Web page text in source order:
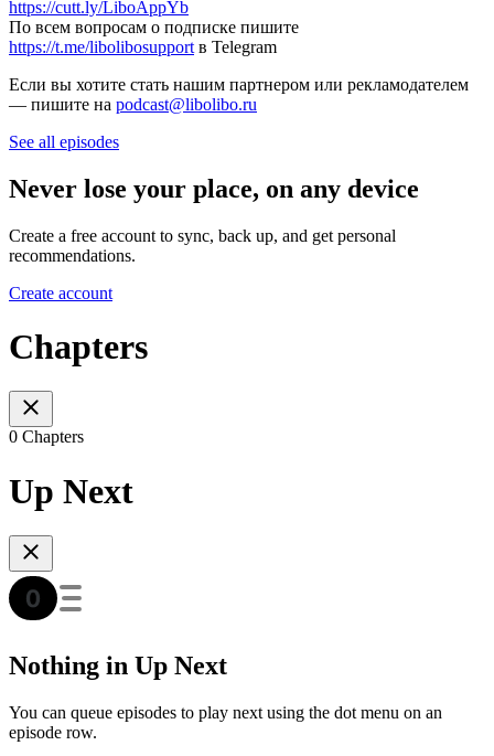
https://cutt.ly/LiboAppYb
По всем вопросам о подписке пишите
https://t.me/libolibosupport в Telegram
Если вы хотите стать нашим партнером или рекламодателем
— пишите на podcast@libolibo.ru
See all episodes
Never lose your place, on any device
Create a free account to sync, back up, and get personal
recommendations.
Create account
Chapters
0 Chapters
Up Next
Nothing in Up Next
You can queue episodes to play next using the dot menu on an
episode row.